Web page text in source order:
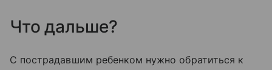
Что дальше?
С пострадавшим ребенком нужно обратиться к